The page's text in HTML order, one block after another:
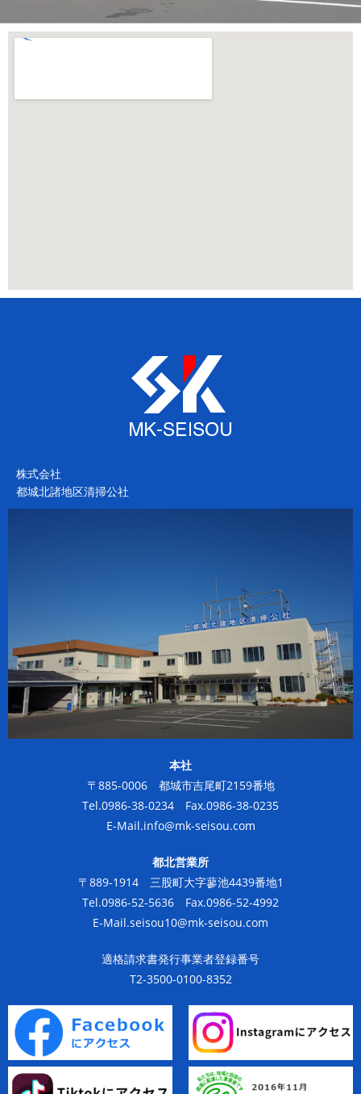
株式会社
都城北諸地区清掃公社
本社
〒885-0006 都城市吉尾町2159番地
Tel.0986-38-0234 Fax.0986-38-0235
E-Mail.info@mk-seisou.com
都北営業所
〒889-1914 三股町大字蓼池4439番地1
Tel.0986-52-5636 Fax.0986-52-4992
E-Mail.seisou10@mk-seisou.com
適格請求書発行事業者登録番号
T2-3500-0100-8352